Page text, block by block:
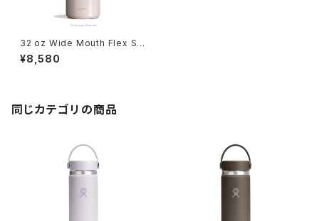
32 oz Wide Mouth Flex Str
aw Glimmer Cream
¥8,580
同じカテゴリの商品